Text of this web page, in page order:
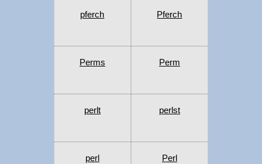
pferch Pferch
Perms Perm
perlt perlst
perl Perl